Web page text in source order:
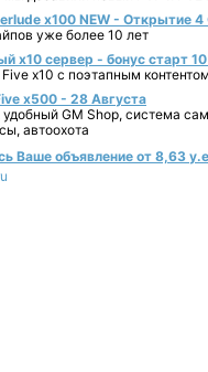
х100 NEW - Открытие 4
уже более 10 лет
х10 сервер - бонус старт
x10 с поэтапным
x500 - 28 Августа
GM Shop, система
автоохота
Ваше объявление от 8,63